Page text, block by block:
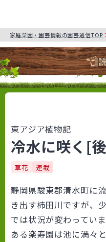
家庭菜園・園芸情報の園芸通信TOP
東アジア植物記
冷水に咲く[
草花 連載
静岡県駿東郡清水町に
き出す柿田川ですが、
では状況が変わってい
ある楽寿園は池に満々